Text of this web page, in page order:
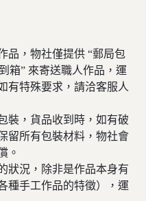
品，物社僅提供 “郵局包
箱” 來寄送職人作品，運
有特殊要求，請洽客服人
裝，貨品收到時，如有破
留所有包裝材料，物社會
。
狀況，除非是作品本身有
種手工作品的特徵），運